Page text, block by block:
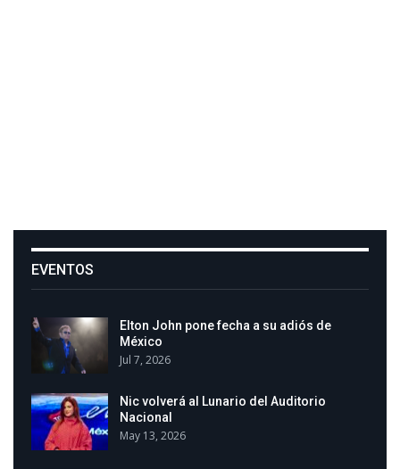
EVENTOS
Elton John pone fecha a su adiós de
México
Jul 7, 2026
Nic volverá al Lunario del Auditorio
Nacional
May 13, 2026